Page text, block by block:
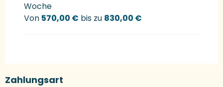
Woche
Von 570,00 € bis zu 830,00 €
Zahlungsart